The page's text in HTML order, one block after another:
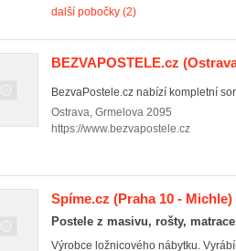
další pobočky (2)
BEZVAPOSTELE.cz
BezvaPostele.cz nabízí kompletní
Ostrava, Grmelova 2095
https://www.bezvapostele.cz
Spíme.cz (Praha 10 - Michle)
Postele z masivu, rošty,
Výrobce ložnicového nábytku.